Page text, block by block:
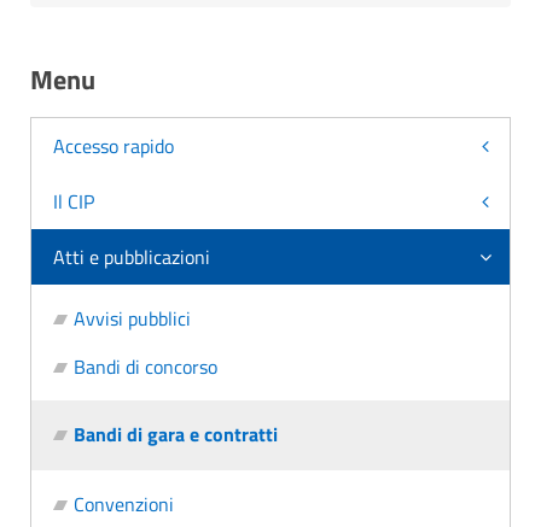
Menu
Accesso rapido
Il CIP
Atti e pubblicazioni
Avvisi pubblici
Bandi di concorso
Bandi di gara e contratti
Convenzioni